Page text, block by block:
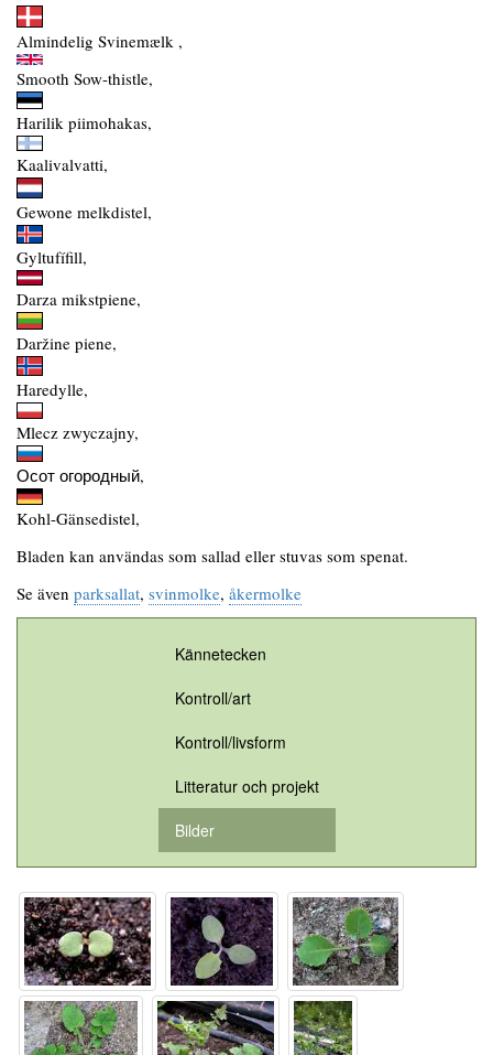
Almindelig Svinemælk ,
Smooth Sow-thistle,
Harilik piimohakas,
Kaalivalvatti,
Gewone melkdistel,
Gyltufífill,
Darza mikstpiene,
Daržine piene,
Haredylle,
Mlecz zwyczajny,
Осот огородный,
Kohl-Gänsedistel,
Bladen kan användas som sallad eller stuvas som spenat.
Se även parksallat, svinmolke, åkermolke
Kännetecken
Kontroll/art
Kontroll/livsform
Litteratur och projekt
Bilder